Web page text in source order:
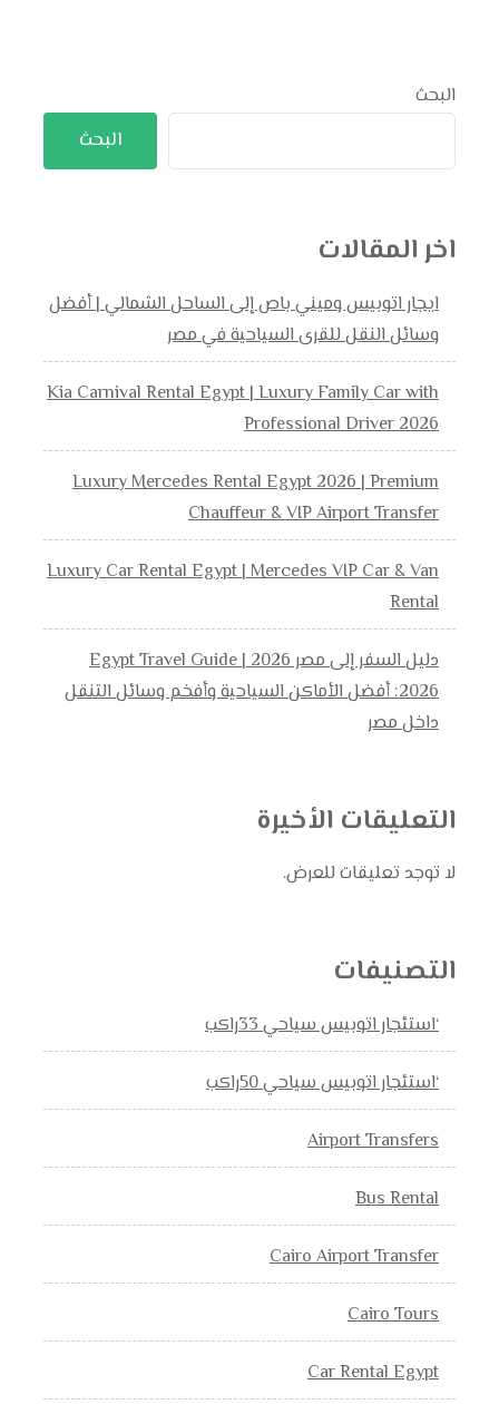
البحث
البحث
اخر المقالات
ايجار اتوبيس وميني باص إلى الساحل الشمالي | أفضل
وسائل النقل للقرى السياحية في مصر
Kia Carnival Rental Egypt | Luxury Family Car with
Professional Driver 2026
Luxury Mercedes Rental Egypt 2026 | Premium
Chauffeur & VIP Airport Transfer
Luxury Car Rental Egypt | Mercedes VIP Car & Van
Rental
دليل السفر إلى مصر 2026 | Egypt Travel Guide
2026: أفضل الأماكن السياحية وأفخم وسائل التنقل
داخل مصر
التعليقات الأخيرة
لا توجد تعليقات للعرض.
التصنيفات
‘استئجار اتوبيس سياحي 33راكب
‘استئجار اتوبيس سياحي 50راكب
Airport Transfers
Bus Rental
Cairo Airport Transfer
Cairo Tours
Car Rental Egypt